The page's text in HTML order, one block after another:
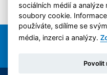
sociálních médií a
soubory cookie.
používáte, sdílíme se
média, inzerci a analýzy.
Povolit